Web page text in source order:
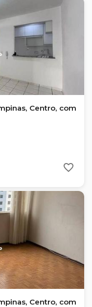
Centro, com
Centro, com